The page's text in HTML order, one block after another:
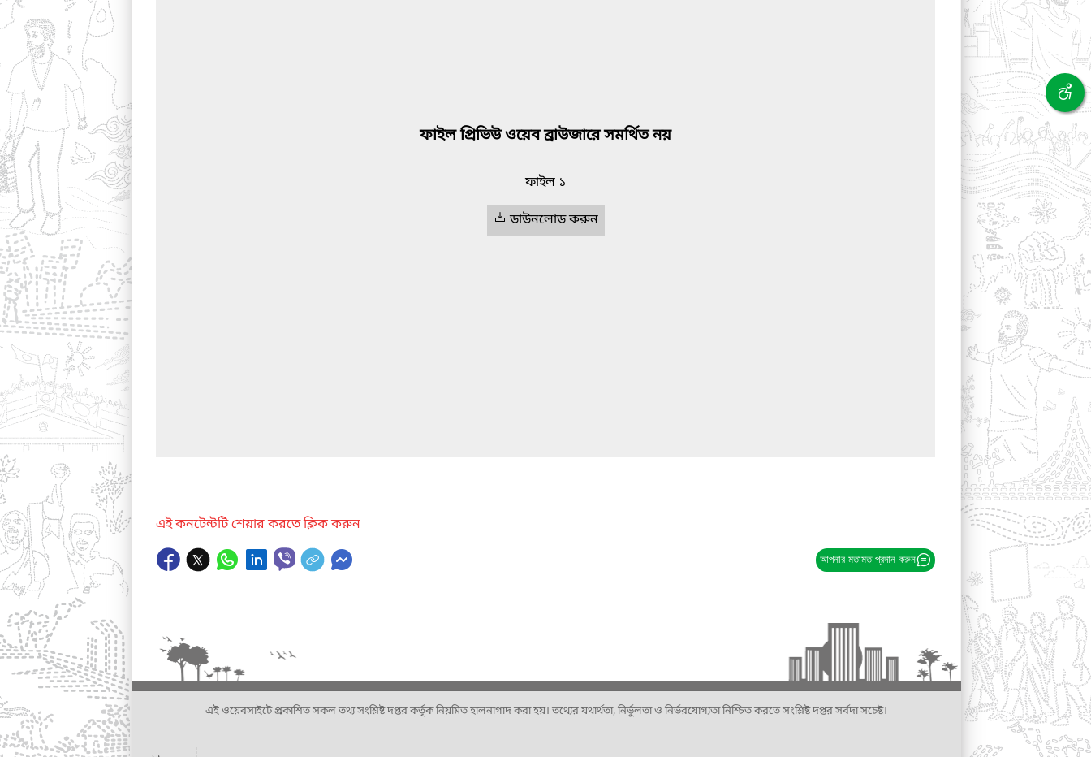
ফাইল প্রিভিউ ওয়েব ব্রাউজারে সমর্থিত নয়
ফাইল ১
ডাউনলোড করুন
এই কনটেন্টটি শেয়ার করতে ক্লিক করুন
আপনার মতামত প্রদান করুন
এই ওয়েবসাইটে প্রকাশিত সকল তথ্য সংশ্লিষ্ট দপ্তর কর্তৃক নিয়মিত হালনাগাদ করা হয়। তথ্যের যথার্থতা, নির্ভুলতা ও নির্ভরযোগ্যতা নিশ্চিত করতে সংশ্লিষ্ট দপ্তর সর্বদা সচেষ্ট।